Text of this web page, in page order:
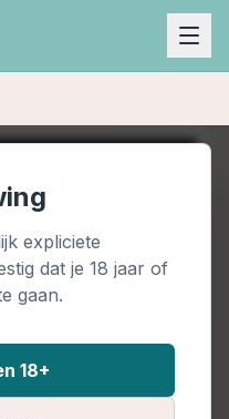
expliciete
dat je 18 jaar of
gaan.
18+